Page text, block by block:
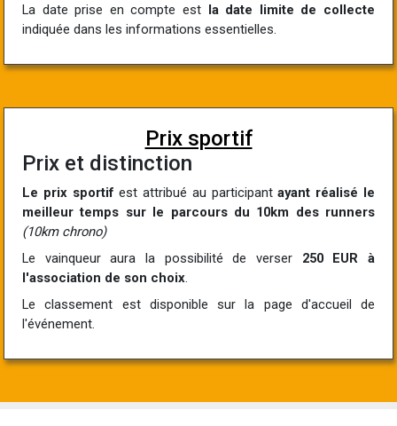
La date prise en compte est la date limite de collecte
indiquée dans les informations essentielles.
Prix sportif
Prix et distinction
Le prix sportif est attribué au participantayant réalisé le
meilleur temps sur le parcours du 10km des runners
(10km chrono)
Le vainqueur aura la possibilité de verser 250 EUR à
l'association de son choix.
Le classement est disponible sur la page d'accueil de
l'événement.